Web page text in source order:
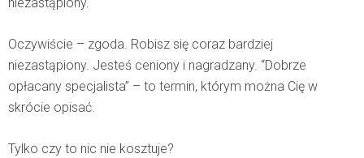
niezastąpiony.
Oczywiście – zgoda. Robisz się coraz bardziej
niezastąpiony. Jesteś ceniony i nagradzany. “Dobrze
opłacany specjalista” – to termin, którym można Cię w
skrócie opisać.
Tylko czy to nic nie kosztuje?